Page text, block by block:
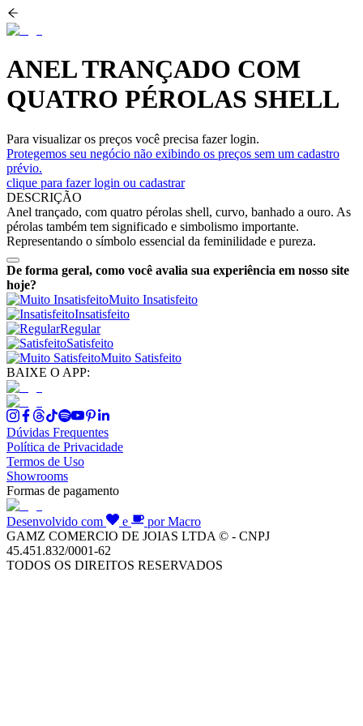
ANEL TRANÇADO COM
QUATRO PÉROLAS SHELL
Para visualizar os preços você precisa fazer login.
Protegemos seu negócio não exibindo os preços sem um cadastro
prévio.
clique para fazer login ou cadastrar
DESCRIÇÃO
Anel trançado, com quatro pérolas shell, curvo, banhado a ouro. As
pérolas também tem significado e simbolismo importante.
Representando o símbolo essencial da feminilidade e pureza.
De forma geral, como você avalia sua experiência em nosso site
hoje?
Muito Insatisfeito
Insatisfeito
Regular
Satisfeito
Muito Satisfeito
BAIXE O APP:
Dúvidas Frequentes
Política de Privacidade
Termos de Uso
Showrooms
Formas de pagamento
Desenvolvido com e
por Macro
GAMZ COMERCIO DE JOIAS LTDA © - CNPJ
45.451.832/0001-62
TODOS OS DIREITOS RESERVADOS